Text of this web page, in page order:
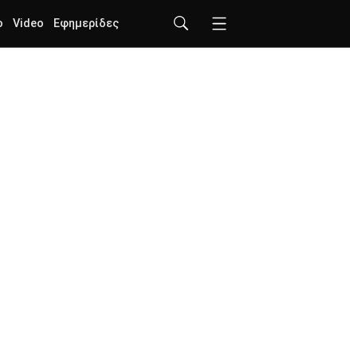
Video Εφημερίδες